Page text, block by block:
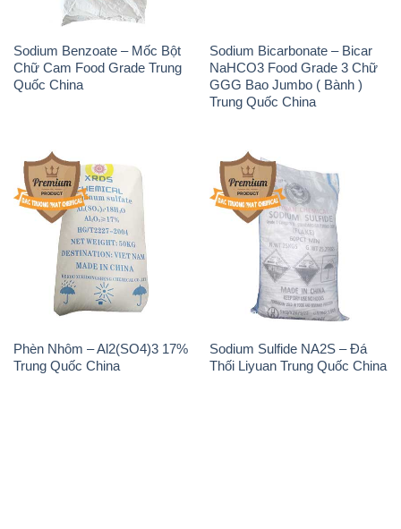
Sodium Benzoate – Mốc Bột
Chữ Cam Food Grade Trung
Quốc China
Sodium Bicarbonate – Bicar
NaHCO3 Food Grade 3 Chữ
GGG Bao Jumbo ( Bành )
Trung Quốc China
Phèn Nhôm – Al2(SO4)3 17%
Trung Quốc China
Sodium Sulfide NA2S – Đá
Thối Liyuan Trung Quốc China